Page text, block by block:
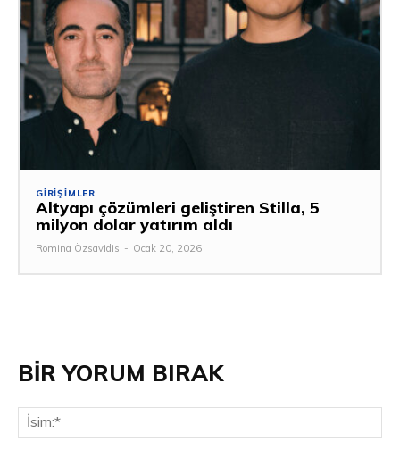
GIRIŞIMLER
Altyapı çözümleri geliştiren Stilla, 5
milyon dolar yatırım aldı
Romina Özsavidis - Ocak 20, 2026
BİR YORUM BIRAK